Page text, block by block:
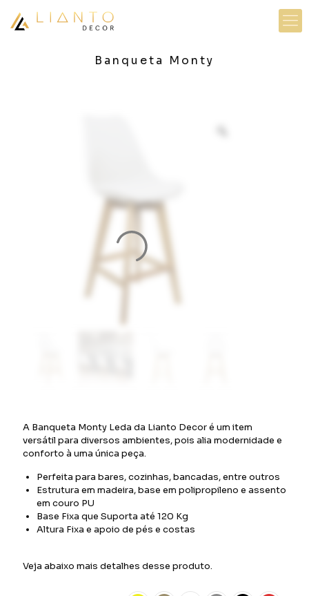
Banqueta Monty
A Banqueta Monty Leda da Lianto Decor é um item
versátil para diversos ambientes, pois alia modernidade e
conforto à uma única peça.
Perfeita para bares, cozinhas, bancadas, entre outros
Estrutura em madeira, base em polipropileno e assento
em couro PU
Base Fixa que Suporta até 120 Kg
Altura Fixa e apoio de pés e costas
Veja abaixo mais detalhes desse produto.